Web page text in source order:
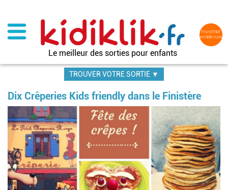
contenu
principal
Le meilleur des sorties pour enfants
TROUVER VOTRE SORTIE ▼
Dix Crêperies Kids friendly dans le Finistère
Image